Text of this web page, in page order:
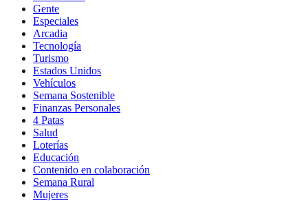
Gente
Especiales
Arcadia
Tecnología
Turismo
Estados Unidos
Vehículos
Semana Sostenible
Finanzas Personales
4 Patas
Salud
Loterías
Educación
Contenido en colaboración
Semana Rural
Mujeres